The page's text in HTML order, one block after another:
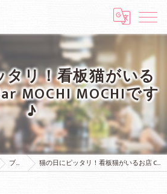
タリ！看板猫がいる
MOCHI MOCHIです
♪
ブログ 猫の日にピッタリ！看板猫がいるお店 Cafe＆Bar MOCHI MOCHIです♪